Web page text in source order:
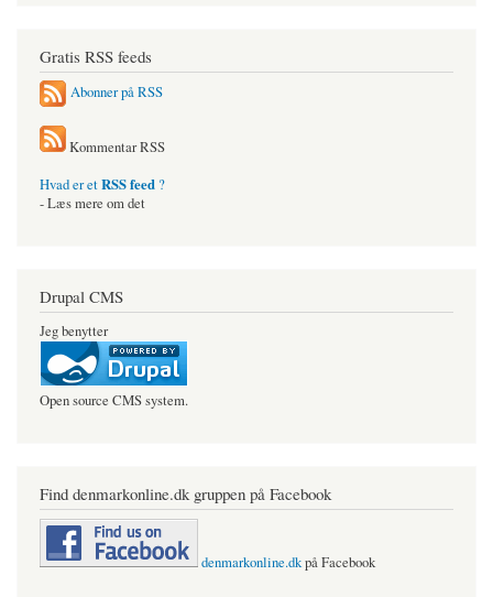
Gratis RSS feeds
Abonner på RSS
Kommentar RSS
Hvad er etRSS feed ?
- Læs mere om det
Drupal CMS
Jeg benytter
Open source CMS system.
Find denmarkonline.dk gruppen på Facebook
denmarkonline.dkpå Facebook